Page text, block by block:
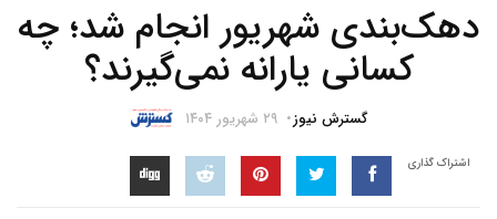
دهک‌بندی شهریور انجام شد؛ چه
کسانی یارانه نمی‌گیرند؟
گسترش نیوز ۲۹ شهریور ۱۴۰۴
اشتراک گذاری